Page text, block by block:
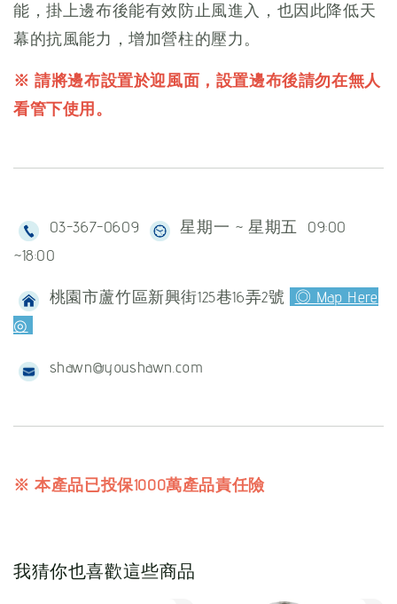
能，掛上邊布後能有效防止風進入，也因此降低天
幕的抗風能力，增加營柱的壓力。
※ 請將邊布設置於迎風面，設置邊布後請勿在無人
看管下使用。
03-367-0609
星期一 ~ 星期五 09:00
~18:00
桃園市蘆竹區新興街125巷16弄2號
◎ Map Here
◎
shawn@youshawn.com
※ 本產品已投保1000萬產品責任險
我猜你也喜歡這些商品